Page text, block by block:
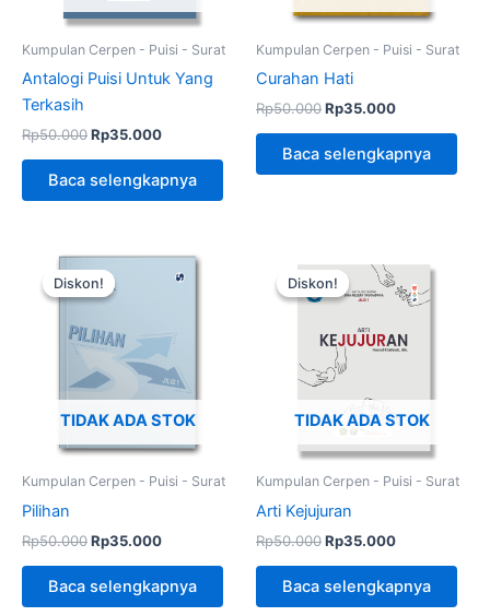
Kumpulan Cerpen - Puisi - Surat
Antalogi Puisi Untuk Yang
Terkasih
Rp50.000Rp35.000
Baca selengkapnya
Kumpulan Cerpen - Puisi - Surat
Curahan Hati
Rp50.000Rp35.000
Baca selengkapnya
Diskon!
TIDAK ADA STOK
Diskon!
Kumpulan Cerpen - Puisi - Surat
Pilihan
Rp50.000
Harga
aslinya
adalah:
Rp35.000
Harga
saat
Rp35.000.
Baca selengkapnya
Diskon!
TIDAK ADA STOK
Diskon!
Kumpulan Cerpen - Puisi - Surat
Arti Kejujuran
Rp50.000
aslinya
adalah:
Rp35.000
ini
adalah:
Rp35.000.
Baca selengkapnya